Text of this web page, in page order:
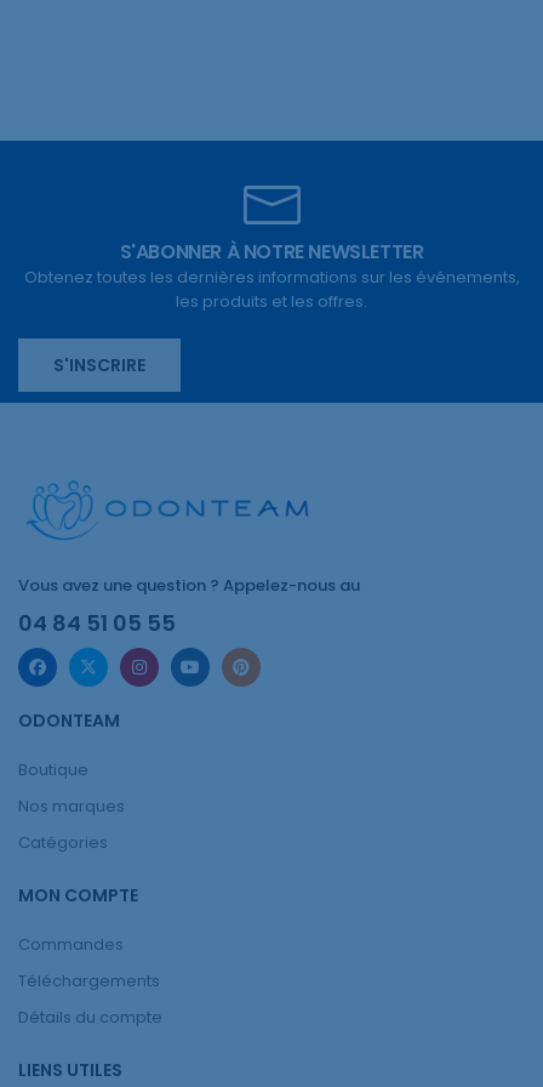
S'ABONNER À NOTRE NEWSLETTER
Obtenez toutes les dernières informations sur les événements,
les produits et les offres.
S'INSCRIRE
Vous avez une question ? Appelez-nous au
04 84 51 05 55
ODONTEAM
Boutique
Nos marques
Catégories
MON COMPTE
Commandes
Téléchargements
Détails du compte
LIENS UTILES